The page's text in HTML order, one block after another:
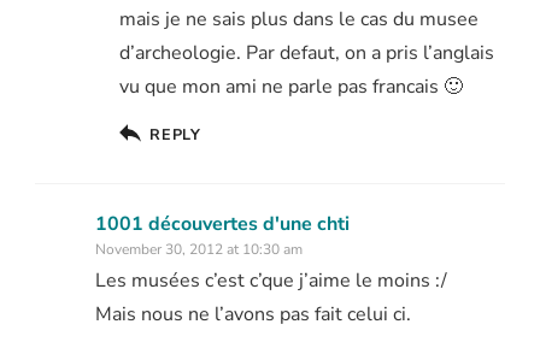
mais je ne sais plus dans le cas du musee
d’archeologie. Par defaut, on a pris l’anglais
vu que mon ami ne parle pas francais 🙂
REPLY
1001 découvertes d'une chti
November 30, 2012 at 10:30 am
Les musées c’est c’que j’aime le moins :/
Mais nous ne l’avons pas fait celui ci.